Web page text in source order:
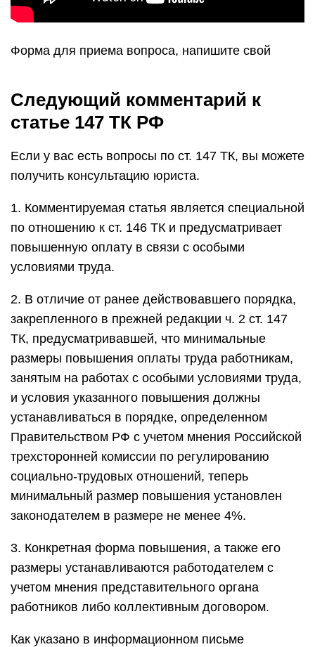
Форма для приема вопроса, напишите свой
Следующий комментарий к
статье 147 ТК РФ
Если у вас есть вопросы по ст. 147 ТК, вы можете
получить консультацию юриста.
1. Комментируемая статья является специальной
по отношению к ст. 146 ТК и предусматривает
повышенную оплату в связи с особыми
условиями труда.
2. В отличие от ранее действовавшего порядка,
закрепленного в прежней редакции ч. 2 ст. 147
ТК, предусматривавшей, что минимальные
размеры повышения оплаты труда работникам,
занятым на работах с особыми условиями труда,
и условия указанного повышения должны
устанавливаться в порядке, определенном
Правительством РФ с учетом мнения Российской
трехсторонней комиссии по регулированию
социально-трудовых отношений, теперь
минимальный размер повышения установлен
законодателем в размере не менее 4%.
3. Конкретная форма повышения, а также его
размеры устанавливаются работодателем с
учетом мнения представительного органа
работников либо коллективным договором.
Как указано в информационном письме